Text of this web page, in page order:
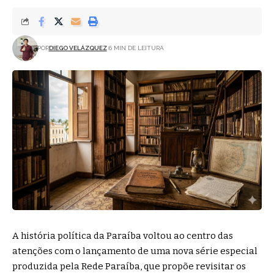
PORDIEGO VELÁZQUEZ 6 MIN DE LEITURA
A história política da Paraíba voltou ao centro das
atenções com o lançamento de uma nova série especial
produzida pela Rede Paraíba, que propõe revisitar os